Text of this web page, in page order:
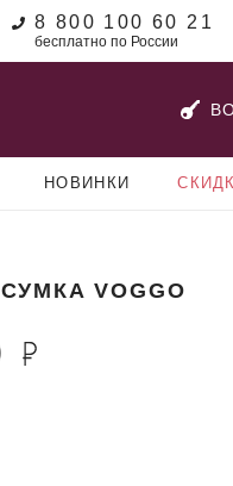
8 800 100 60 21
бесплатно по России
НОВИНКИ
VOGGO